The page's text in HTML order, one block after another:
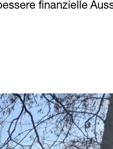
finanzielle